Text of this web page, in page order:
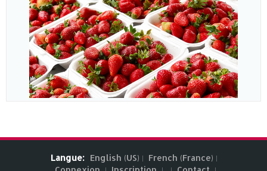
Langue: English (US)
French (France)